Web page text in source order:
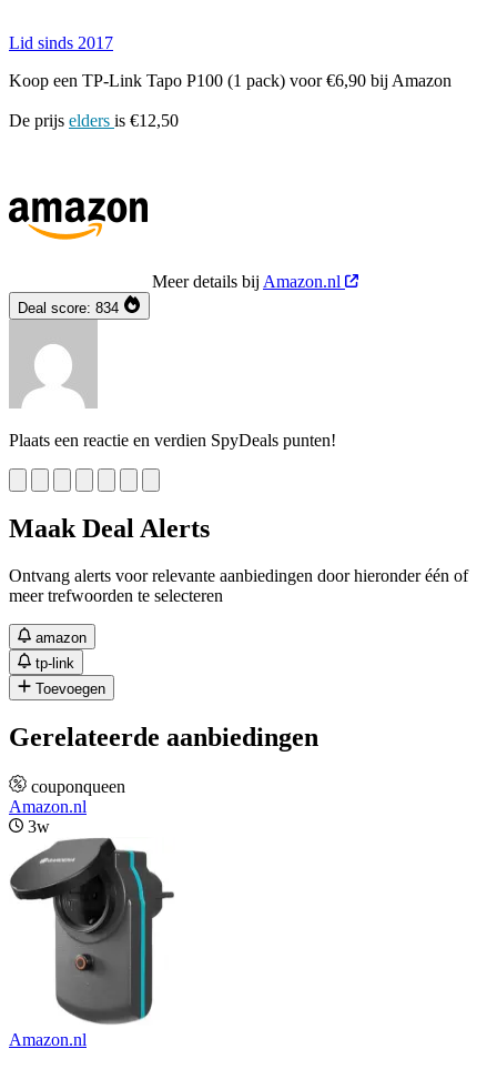
Lid sinds 2017
Koop een TP-Link Tapo P100 (1 pack) voor €6,90 bij Amazon
De prijs elders is €12,50
Meer details bij Amazon.nl
Deal score: 834
Plaats een reactie en verdien SpyDeals punten!
Maak Deal Alerts
Ontvang alerts voor relevante aanbiedingen door hieronder één of
meer trefwoorden te selecteren
amazon
tp-link
Toevoegen
Gerelateerde aanbiedingen
couponqueen
Amazon.nl
3w
Amazon.nl